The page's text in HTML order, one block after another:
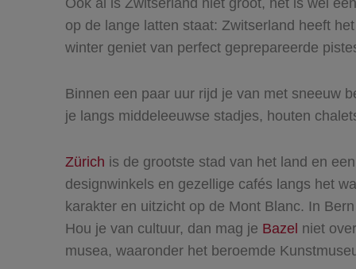
op de lange latten staat: Zwitserland heeft
winter geniet van perfect geprepareerde
Binnen een paar uur rijd je van met sneeuw
je langs middeleeuwse stadjes, houten
Zürich is de grootste stad van het land en
designwinkels en gezellige cafés langs het
karakter en uitzicht op de Mont Blanc. In
Hou je van cultuur, dan mag je Bazel niet
musea, waaronder het beroemde